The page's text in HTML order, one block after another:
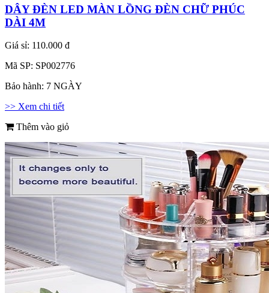
DÂY ĐÈN LED MÀN LỒNG ĐÈN CHỮ PHÚC
DÀI 4M
Giá sỉ: 110.000 đ
Mã SP: SP002776
Bảo hành: 7 NGÀY
>> Xem chi tiết
Thêm vào giỏ